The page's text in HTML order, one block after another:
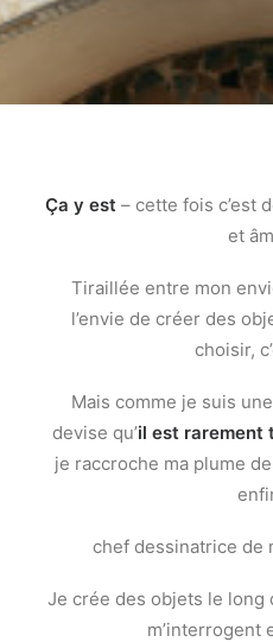
Recherche
Ça y est– cette fois c’est
et
Tiraillée entre mon
l’envie de créer des
choisir,
Mais comme je suis
devise qu’il est rarement
je raccroche ma plume
chef dessinatrice de
Je crée des objets le long
m’interrogent